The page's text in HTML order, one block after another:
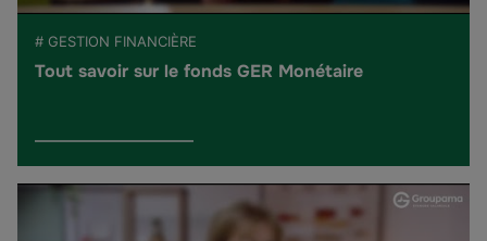
# GESTION FINANCIÈRE
Tout savoir sur le fonds GER Monétaire